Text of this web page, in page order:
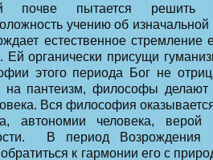
почве пытается
учению об изначальной
естественное стремление
Ей органически присущи
этого периода Бог не
на пантеизм, философы
Вся философия
автономии человека, верой
В период Возрождения
к гармонии его с